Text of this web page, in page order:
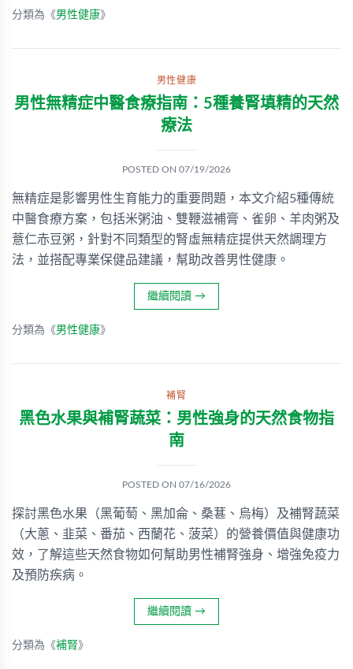
分類為《男性健康》
男性健康
男性無精症中醫食療指南：5種養腎填精的天然
療法
POSTED ON 07/19/2026
無精症是影響男性生育能力的重要問題，本文介紹5種傳統
中醫食療方案，包括米粥油、雙鞭滋補膏、雀卵、羊肉粥及
薏仁赤豆粥，針對不同類型的腎虛無精症提供天然調理方
法，並搭配專業保健品建議，幫助改善男性健康。
繼續閱讀 →
分類為《男性健康》
補腎
黑色水果與補腎蔬菜：男性強身的天然食物指
南
POSTED ON 07/16/2026
探討黑色水果（黑葡萄、黑加侖、桑葚、烏梅）及補腎蔬菜
（大蔥、韭菜、番茄、西蘭花、菠菜）的營養價值與健康功
效，了解這些天然食物如何幫助男性補腎強身、增強免疫力
及預防疾病。
繼續閱讀 →
分類為《補腎》